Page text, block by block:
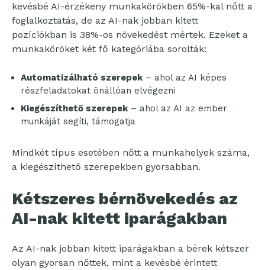
kevésbé AI-érzékeny munkakörökben 65%-kal nőtt a
foglalkoztatás, de az AI-nak jobban kitett
pozíciókban is 38%-os növekedést mértek. Ezeket a
munkaköröket két fő kategóriába sorolták:
Automatizálható szerepek– ahol az AI képes
részfeladatokat önállóan elvégezni
Kiegészíthető szerepek– ahol az AI az ember
munkáját segíti, támogatja
Mindkét típus esetében nőtt a munkahelyek száma,
a kiegészíthető szerepekben gyorsabban.
Kétszeres bérnövekedés az
AI-nak kitett iparágakban
Az AI-nak jobban kitett iparágakban a bérek kétszer
olyan gyorsan nőttek, mint a kevésbé érintett